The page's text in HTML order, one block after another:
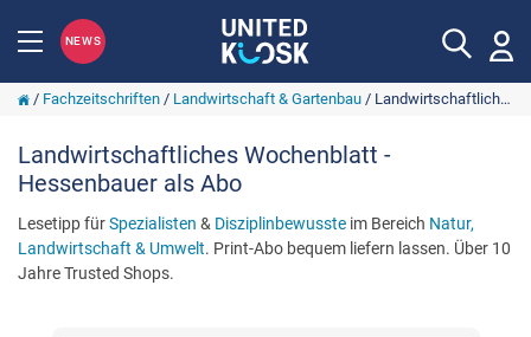
NEWS
/ Fachzeitschriften/ Landwirtschaft & Gartenbau/ Landwirtschaftliches Wochenblatt - Hessenbauer
Landwirtschaftliches Wochenblatt -
Hessenbauer als Abo
Lesetipp fürSpezialisten & Disziplinbewusste im Bereich Natur,
Landwirtschaft & Umwelt. Print-Abo bequem liefern lassen. Über 10
Jahre Trusted Shops.